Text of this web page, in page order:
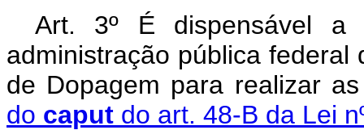
Art. 3º É dispensável a
administração pública
de Dopagem para realizar
do caput do art. 48-B da Lei